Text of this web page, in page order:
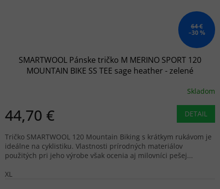
64 €
–30 %
SMARTWOOL Pánske tričko M MERINO SPORT 120
MOUNTAIN BIKE SS TEE sage heather - zelené
Skladom
44,70 € DETAIL
Tričko SMARTWOOL 120 Mountain Biking s krátkym rukávom je
ideálne na cyklistiku. Vlastnosti prírodných materiálov
použitých pri jeho výrobe však ocenia aj milovníci pešej...
XL